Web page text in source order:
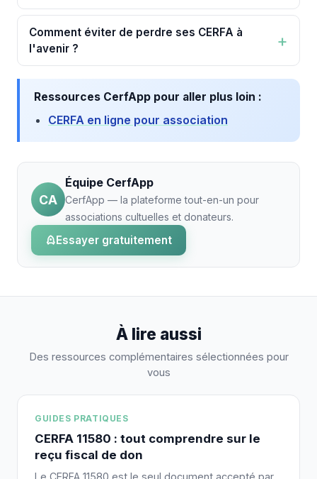
Comment éviter de perdre ses CERFA à
l'avenir ?
Ressources CerfApp pour aller plus loin :
CERFA en ligne pour association
CA
Équipe CerfApp
CerfApp — la plateforme tout-en-un pour
associations cultuelles et donateurs.
Essayer gratuitement
À lire aussi
Des ressources complémentaires sélectionnées pour
vous
GUIDES PRATIQUES
CERFA 11580 : tout comprendre sur le
reçu fiscal de don